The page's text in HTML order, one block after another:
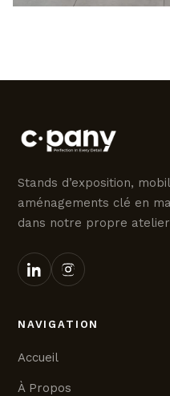
Stands d’exposition,
aménagements clé en
dans notre propre
NAVIGATION
Accueil
À Propos